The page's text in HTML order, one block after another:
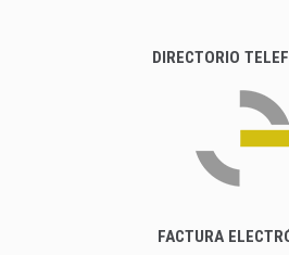
DIRECTORIO
FACTURA